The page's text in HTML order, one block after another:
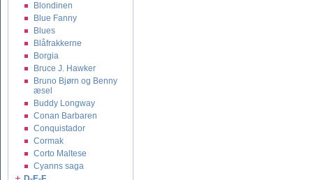
Blondinen
Blue Fanny
Blues
Blåfrakkerne
Borgia
Bruce J. Hawker
Bruno Bjørn og Benny
æsel
Buddy Longway
Conan Barbaren
Conquistador
Cormak
Corto Maltese
Cyanns saga